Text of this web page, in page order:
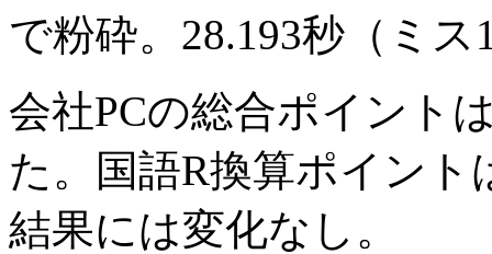
で粉砕。28.193秒（ミ
会社PCの総合ポイント
た。国語R換算ポイント
結果には変化なし。